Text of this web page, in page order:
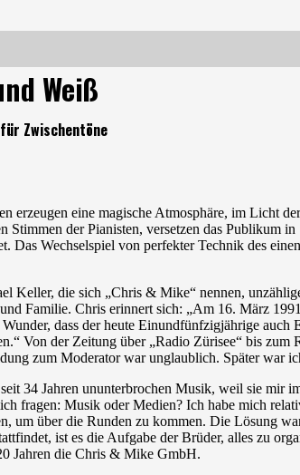
Weiß
Zwischentöne
eine magische Atmosphäre, im Licht
der Pianisten, versetzen das Publikum
Das Wechselspiel von perfekter Technik des
Keller, die sich „Chris & Mike“ nennen,
Familie. Chris erinnert sich: „Am 16. März
dass der heute Einundfünfzigjährige
Von der Zeitung über „Radio Zürisee“ bis
zum Moderator war unglaublich. Später war
34 Jahren ununterbrochen Musik, weil sie
fragen: Musik oder Medien? Ich habe mich
um über die Runden zu kommen. Die Lösung
ist es die Aufgabe der Brüder, alles zu
Jahren die Chris & Mike GmbH.